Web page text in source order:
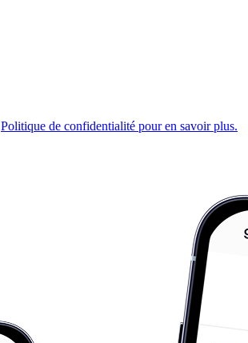
Politique de confidentialité pour en savoir plus.